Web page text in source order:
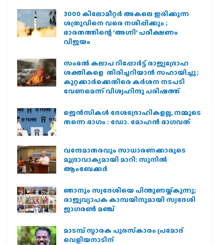
3000 കിലോമീറ്റർ അകലെ ഇരിക്കുന്ന
ശത്രുവിനെ വരെ നശിപ്പിക്കും ;
ഭാരതത്തിന്റെ ‘അഗ്നി’ പരീക്ഷണം
വിജയം
സംഭൽ കലാപ റിപ്പോർട്ട് രാജ്യദ്രോഹ
ശക്തികളെ തിരിച്ചറിയാൻ സഹായിച്ചു ;
കുറ്റക്കാർക്കെതിരെ കർശന നടപടി
വേണമെന്ന് വിശ്വഹിന്ദു പരിഷത്ത്
ജെന്‍സികള്‍ ദേശദ്രോഹികളല്ല, നമ്മുടെ
തന്നെ ഭാഗം : ഡോ. മോഹന്‍ ഭാഗവത്
വന്ദേമാതരവും സാധാരണക്കാരുടെ
മുദ്രാവാക്യമായി മാറി: സുനിൽ
ആംബേക്കർ
ഞാനും സ്വദേശിയെ പിന്തുണയ്ക്കുന്നു;
രാജ്യവ്യാപക കാമ്പയിനുമായി സ്വദേശി
ജാഗരണ്‍ മഞ്ച്
മാടമ്പ് സ്മാരക പുരസ്‌കാരം പ്രമോദ്
വെളിയനാടിന്